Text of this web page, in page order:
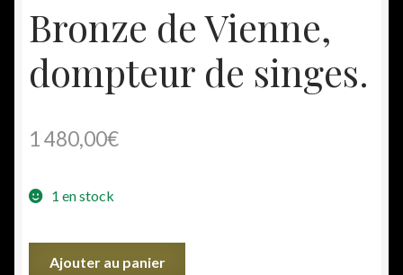
Bronze de Vienne,
dompteur de singes.
1 480,00€
1 en stock
Ajouter au panier